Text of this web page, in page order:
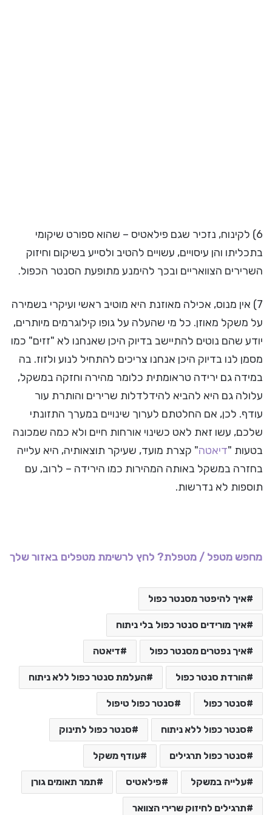
6) לקינוח, נזכיר שגם פילאטיס – שהוא ספורט שיקומי
בתכליתו והן עיסויים, עשויים להטיב ולסייע בשיקום וחיזוק
השרירים הצוואריים ובכך להימנע מתופעת הסנטר הכפול.
7) אין מנוס, אכילה מאוזנת היא מוטיב ראשי ועיקרי בשמירה
על משקל מאוזן. כל מי שהעלה על גופו קילוגרמים מיותרים,
יודע שהם נוטים להתיישב בדיוק היכן שאנחנו לא "זזים" כמו
מסמן לנו בדיוק היכן אנחנו צריכים להתחיל לנוע ולזוז. בה
במידה גם ירידה טראומתית כלומר מהירה וחזקה במשקל,
עלולה גם היא להביא להידלדלות שרירים והותרת עור
עודף. לכן, אם החלטתם לערוך שינויים במערך התזונתי
שלכם, עשו זאת לאט כשינוי אורחות חיים ולא כמה שמכונה
בטעות "דיאטה" קצרת מועד, שעיקר תוצאותיה, היא עלייה
בחזרה במשקל באותה המהירות כמו הירידה – לרוב, עם
תוספות לא נדרשות.
מחפש מטפל / מטפלת? לחץ לרשימת מטפלים באזור שלך
איך להיפטר מסנטר כפול
איך מורידים סנטר כפול בלי ניתוח
איך נפטרים מסנטר כפול דיאטה
הורדת סנטר כפול העלמת סנטר כפול ללא ניתוח
סנטר כפול סנטר כפול טיפול
סנטר כפול ללא ניתוח סנטר כפול לתינוק
סנטר כפול תרגילים עודף משקל
עלייה במשקל פילאטיס תמר תאומים גורן
תרגילים לחיזוק שרירי הצוואר